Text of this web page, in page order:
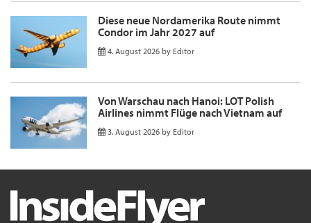
Diese neue Nordamerika Route nimmt
Condor im Jahr 2027 auf
4. August 2026 by Editor
Von Warschau nach Hanoi: LOT Polish
Airlines nimmt Flüge nach Vietnam auf
3. August 2026 by Editor